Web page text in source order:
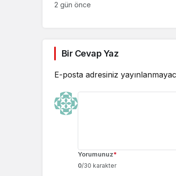
2 gün önce
Bir Cevap Yaz
E-posta adresiniz
Yorumunuz*
0/30 karakter